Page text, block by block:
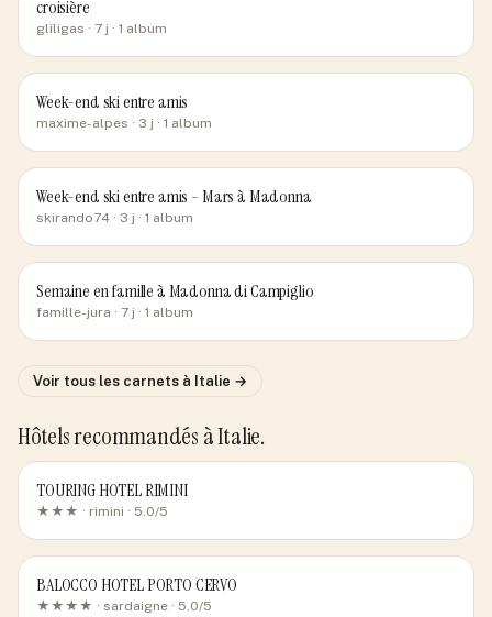
croisière
gliligas · 7 j · 1 album
Week-end ski entre amis
maxime-alpes · 3 j · 1 album
Week-end ski entre amis - Mars à Madonna
skirando74 · 3 j · 1 album
Semaine en famille à Madonna di Campiglio
famille-jura · 7 j · 1 album
Voir tous les carnets à Italie →
Hôtels recommandés à Italie.
TOURING HOTEL RIMINI
★★★ · rimini · 5.0/5
BALOCCO HOTEL PORTO CERVO
★★★★ · sardaigne · 5.0/5